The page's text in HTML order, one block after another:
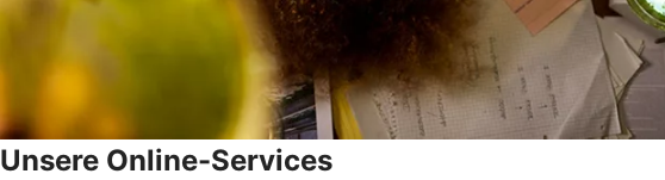
Unsere Online-Services